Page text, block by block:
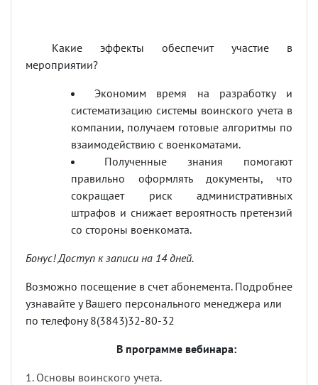
Какие эффекты обеспечит участие в
мероприятии?
Экономим время на разработку и
систематизацию системы воинского учета в
компании, получаем готовые алгоритмы по
взаимодействию с военкоматами.
Полученные знания помогают
правильно оформлять документы, что
сокращает риск административных
штрафов и снижает вероятность претензий
со стороны военкомата.
Бонус! Доступ к записи на 14 дней.
Возможно посещение в счет абонемента. Подробнее
узнавайте у Вашего персонального менеджера или
по телефону 8(3843)32-80-32
В программе вебинара:
1. Основы воинского учета.